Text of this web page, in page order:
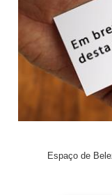
Espaço de